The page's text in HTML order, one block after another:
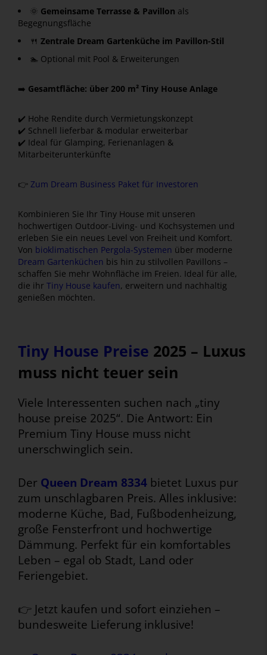
🌞 Gemeinsame Terrasse & Pavillon als
Begegnungsfläche
🍴 Zentrale Dream Gartenküche im Pavillon-Stil
🏊 Optional mit Pool & Erweiterungen
➡️ Gesamtfläche: über 200 m² Tiny House Anlage
✔️ Hohe Rendite durch Vermietungskonzept
✔️ Schnell lieferbar & modular erweiterbar
✔️ Ideal für Glamping, Ferienanlagen &
Mitarbeiterunterkünfte
👉 Zum Dream Business Paket für Investoren
Kombinieren Sie Ihr Tiny House mit unseren
hochwertigen Outdoor-Living- und Kochsystemen und
erleben Sie ein neues Level von Freiheit und Komfort.
Von bioklimatischen Pergola-Systemen über moderne
Dream Gartenküchen bis hin zu stilvollen Pavillons –
schaffen Sie mehr Wohnfläche im Freien. Ideal für alle,
die ihr Tiny House kaufen, erweitern und nachhaltig
genießen möchten.
Tiny House Preise 2025 – Luxus
muss nicht teuer sein
Viele Interessenten suchen nach „tiny
house preise 2025“. Die Antwort: Ein
Premium Tiny House muss nicht
unerschwinglich sein.
Der Queen Dream 8334 bietet Luxus pur
zum unschlagbaren Preis. Alles inklusive:
moderne Küche, Bad, Fußbodenheizung,
große Fensterfront und hochwertige
Dämmung. Perfekt für ein komfortables
Leben – egal ob Stadt, Land oder
Feriengebiet.
👉 Jetzt kaufen und sofort einziehen –
bundesweite Lieferung inklusive!